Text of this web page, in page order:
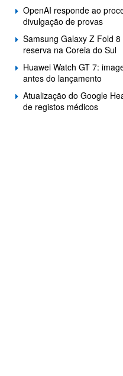
OpenAI responde ao
divulgação de provas
Samsung Galaxy Z Fold
reserva na Coreia do Sul
Huawei Watch GT 7:
antes do lançamento
Atualização do Google
de registos médicos